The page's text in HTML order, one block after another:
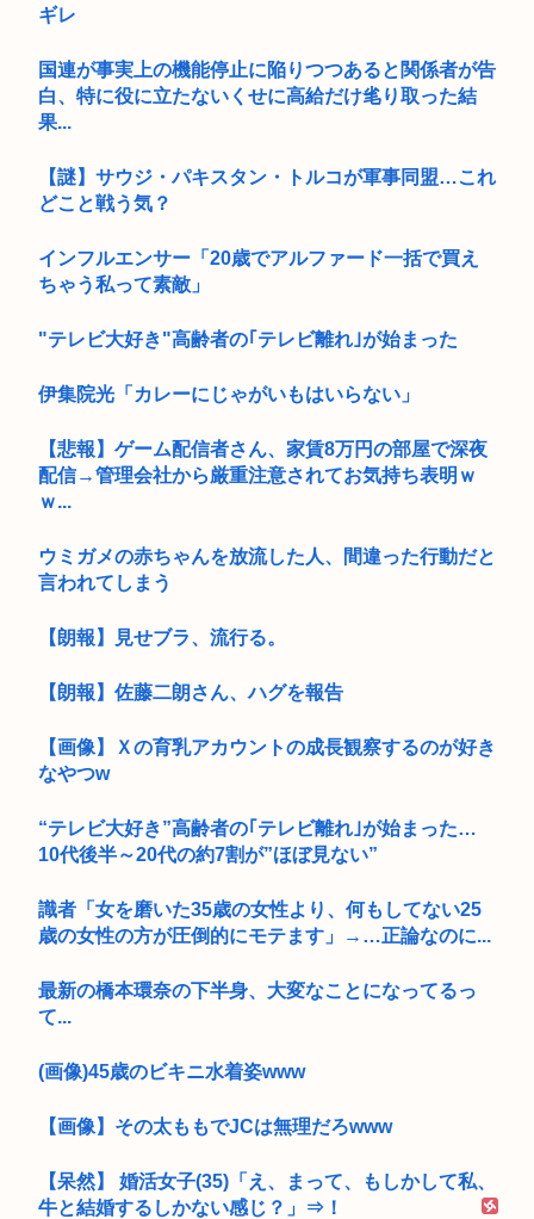
ギレ
国連が事実上の機能停止に陥りつつあると関係者が告
白、特に役に立たないくせに高給だけ毟り取った結
果...
【謎】サウジ・パキスタン・トルコが軍事同盟…これ
どこと戦う気？
インフルエンサー「20歳でアルファード一括で買え
ちゃう私って素敵」
"テレビ大好き"高齢者の｢テレビ離れ｣が始まった
伊集院光「カレーにじゃがいもはいらない」
【悲報】ゲーム配信者さん、家賃8万円の部屋で深夜
配信→管理会社から厳重注意されてお気持ち表明ｗ
ｗ...
ウミガメの赤ちゃんを放流した人、間違った行動だと
言われてしまう
【朗報】見せブラ、流行る。
【朗報】佐藤二朗さん、ハグを報告
【画像】Ｘの育乳アカウントの成長観察するのが好き
なやつw
“テレビ大好き”高齢者の｢テレビ離れ｣が始まった…
10代後半～20代の約7割が”ほぼ見ない”
識者「女を磨いた35歳の女性より、何もしてない25
歳の女性の方が圧倒的にモテます」→…正論なのに...
最新の橋本環奈の下半身、大変なことになってるっ
て...
(画像)45歳のビキニ水着姿www
【画像】その太ももでJCは無理だろwww
【呆然】 婚活女子(35)「え、まって、もしかして私、
牛と結婚するしかない感じ？」⇒！